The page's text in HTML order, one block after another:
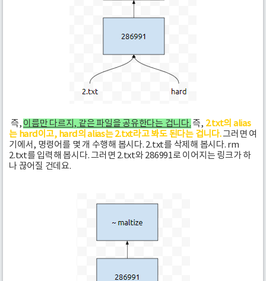
즉, 이름만 다르지, 같은 파일을 공유한다는 겁니다.즉, 2.txt의 alias
는 hard이고, hard의 alias는 2.txt라고 봐도 된다는 겁니다.그러면 여
기에서, 명령어를 몇 개 수행해 봅시다. 2.txt를 삭제해 봅시다. rm
2.txt를 입력해 봅시다. 그러면 2.txt와 286991로 이어지는 링크가 하
나 끊어질 건데요.